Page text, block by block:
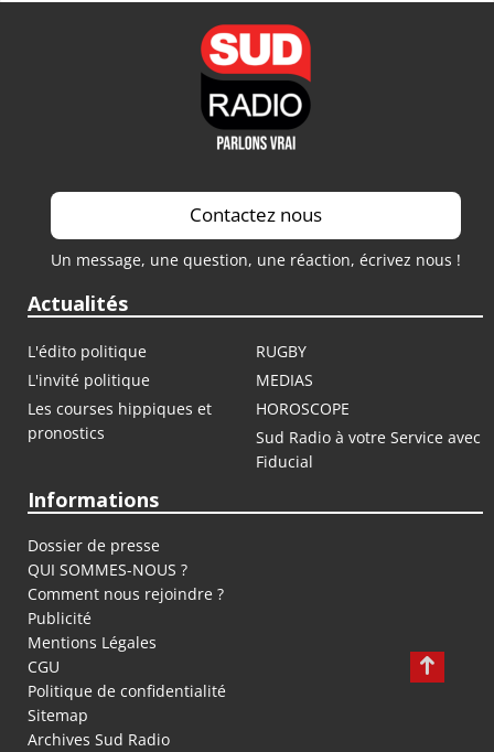
Contactez nous
Un message, une question, une réaction, écrivez nous !
Actualités
L'édito politique
RUGBY
L'invité politique
MEDIAS
Les courses hippiques et
pronostics
HOROSCOPE
Sud Radio à votre Service avec
Fiducial
Informations
Dossier de presse
QUI SOMMES-NOUS ?
Comment nous rejoindre ?
Publicité
Mentions Légales
CGU
Politique de confidentialité
Sitemap
Archives Sud Radio